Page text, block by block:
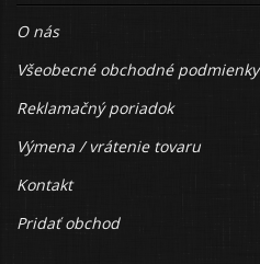
O nás
Všeobecné obchodné podmienky
Reklamačný poriadok
Výmena / vrátenie tovaru
Kontakt
Pridať obchod